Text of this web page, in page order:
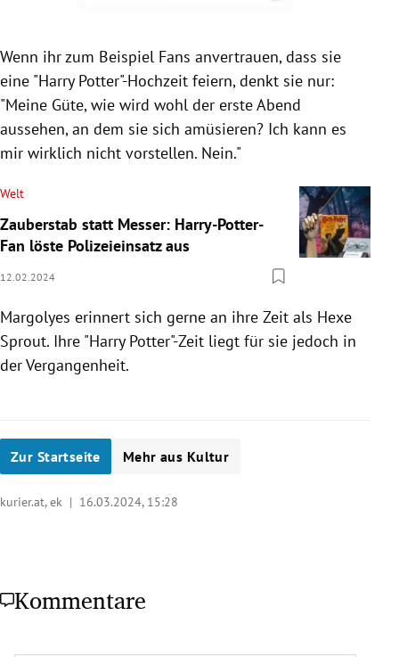
Wenn ihr zum Beispiel Fans anvertrauen, dass sie
eine "Harry Potter"-Hochzeit feiern, denkt sie nur:
"Meine Güte, wie wird wohl der erste Abend
aussehen, an dem sie sich amüsieren? Ich kann es
mir wirklich nicht vorstellen. Nein."
Welt
Zauberstab statt Messer: Harry-Potter-
Fan löste Polizeieinsatz aus
12.02.2024
Margolyes erinnert sich gerne an ihre Zeit als Hexe
Sprout. Ihre "Harry Potter"-Zeit liegt für sie jedoch in
der Vergangenheit.
Zur Startseite Mehr aus Kultur
kurier.at, ek | 16.03.2024, 15:28
Kommentare